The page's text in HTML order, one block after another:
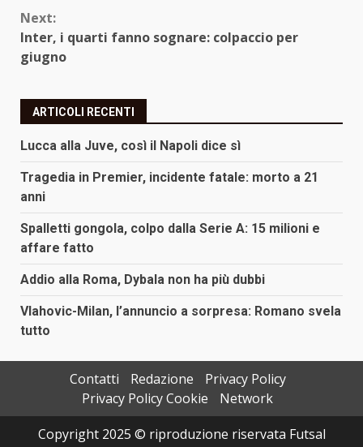
Next:
Inter, i quarti fanno sognare: colpaccio per
giugno
ARTICOLI RECENTI
Lucca alla Juve, così il Napoli dice sì
Tragedia in Premier, incidente fatale: morto a 21
anni
Spalletti gongola, colpo dalla Serie A: 15 milioni e
affare fatto
Addio alla Roma, Dybala non ha più dubbi
Vlahovic-Milan, l’annuncio a sorpresa: Romano svela
tutto
Contatti Redazione
Privacy Policy
Privacy Policy Cookie
Network
Copyright 2025 © riproduzione riservata Futsal